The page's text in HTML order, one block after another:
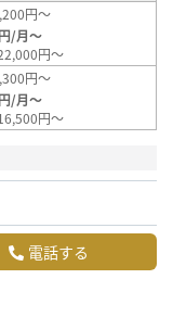
円～
円/月～
円～
円～
円/月～
円～
電話する